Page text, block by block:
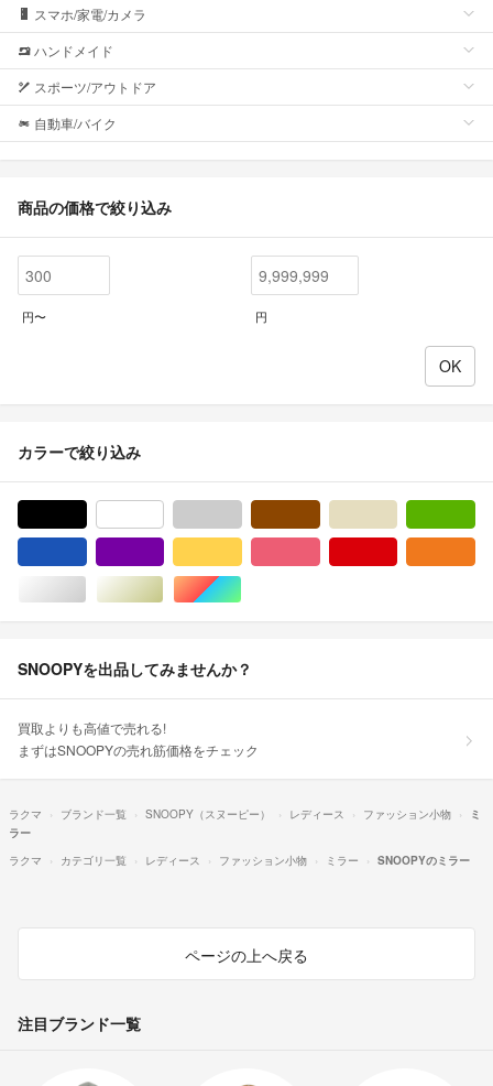
スマホ/家電/カメラ
ハンドメイド
スポーツ/アウトドア
自動車/バイク
商品の価格で絞り込み
円〜 円
カラーで絞り込み
シルバー/銀色系ゴールド/金色系マルチカラー
SNOOPYを出品してみませんか？
買取よりも高値で売れる!
まずはSNOOPYの売れ筋価格をチェック
ラクマ ブランド一覧 SNOOPY（スヌーピー） レディース ファッション小物
ミ
ラー
ラクマ
カテゴリ一覧 レディース ファッション小物 ミラー SNOOPYのミラー
ページの上へ戻る
注目ブランド一覧